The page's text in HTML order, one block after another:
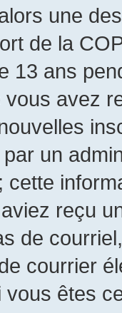
une
de la
13 ans
avez
un
cette
reçu
de
courrier
êtes